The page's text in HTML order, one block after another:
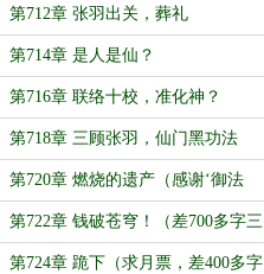
一百块”打赏盟主）
第712章 张羽出关，葬礼
第714章 是人是仙？
第716章 联络十校，准化神？
第718章 三顾张羽，仙门黑功法
（7170，加更1100+字）
第720章 燃烧的遗产（感谢‘御法
者’打赏盟主）
第722章 钱破苍穹！（差700多字三
章，感谢“宅菜”打赏的白银盟）
第724章 跪下（求月票，差400多字